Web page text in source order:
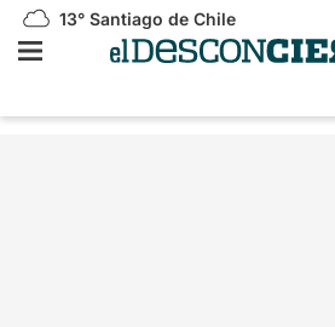
13° Santiago de Chile